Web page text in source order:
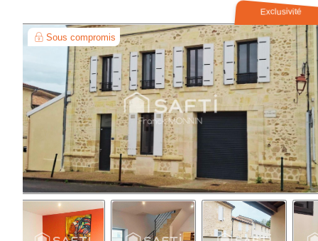
Exclusivité
Sous compromis